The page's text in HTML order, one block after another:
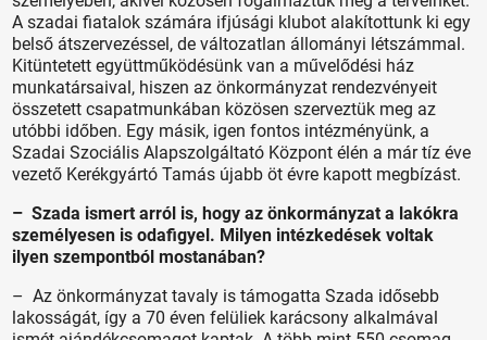
A szadai fiatalok számára ifjúsági klubot alakítottunk ki egy
belső átszervezéssel, de változatlan állományi létszámmal.
Kitüntetett együttműködésünk van a művelődési ház
munkatársaival, hiszen az önkormányzat rendezvényeit
összetett csapatmunkában közösen szerveztük meg az
utóbbi időben. Egy másik, igen fontos intézményünk, a
Szadai Szociális Alapszolgáltató Központ élén a már tíz éve
vezető Kerékgyártó Tamás újabb öt évre kapott megbízást.
– Szada ismert arról is, hogy az önkormányzat a lakókra
személyesen is odafigyel. Milyen intézkedések voltak
ilyen szempontból mostanában?
– Az önkormányzat tavaly is támogatta Szada idősebb
lakosságát, így a 70 éven felüliek karácsony alkalmával